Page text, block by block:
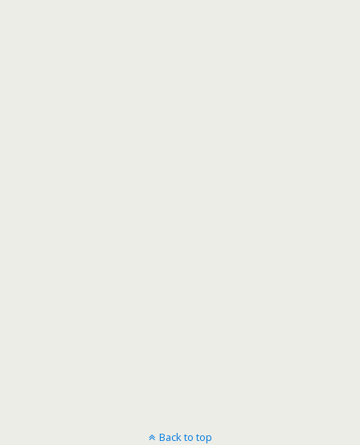
Back to top